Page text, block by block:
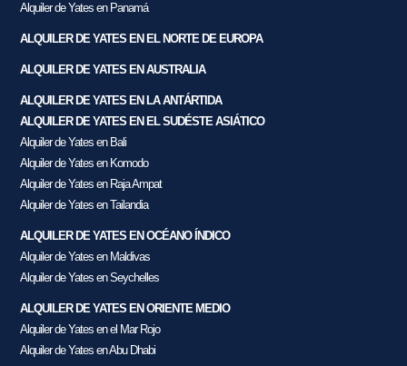
Alquiler de Yates en Panamá
ALQUILER DE YATES EN EL NORTE DE EUROPA
ALQUILER DE YATES EN AUSTRALIA
ALQUILER DE YATES EN LA ANTÁRTIDA
ALQUILER DE YATES EN EL SUDÉSTE ASIÁTICO
Alquiler de Yates en Bali
Alquiler de Yates en Komodo
Alquiler de Yates en Raja Ampat
Alquiler de Yates en Tailandia
ALQUILER DE YATES EN OCÉANO ÍNDICO
Alquiler de Yates en Maldivas
Alquiler de Yates en Seychelles
ALQUILER DE YATES EN ORIENTE MEDIO
Alquiler de Yates en el Mar Rojo
Alquiler de Yates en Abu Dhabi